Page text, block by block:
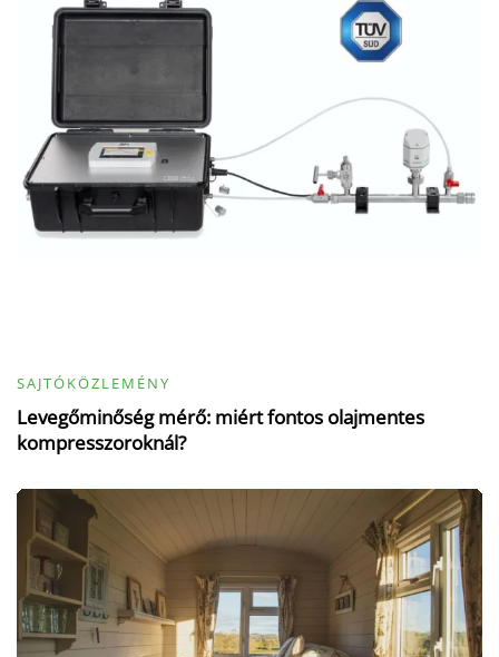
SAJTÓKÖZLEMÉNY
Levegőminőség mérő: miért fontos olajmentes
kompresszoroknál?